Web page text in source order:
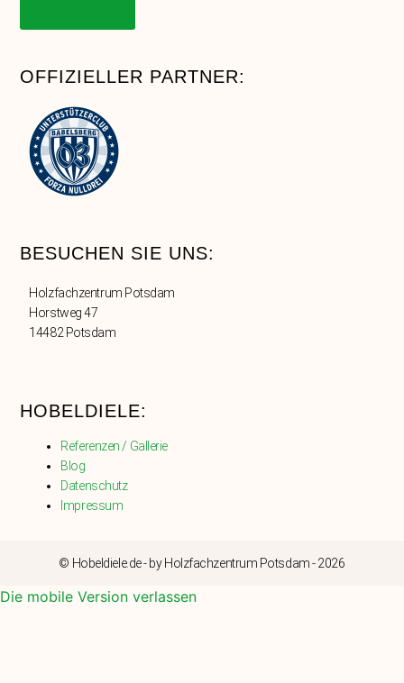
OFFIZIELLER PARTNER:
BESUCHEN SIE UNS:
Holzfachzentrum Potsdam
Horstweg 47
14482 Potsdam
HOBELDIELE:
Referenzen / Gallerie
Blog
Datenschutz
Impressum
© Hobeldiele.de - by Holzfachzentrum Potsdam - 2026
Die mobile Version verlassen